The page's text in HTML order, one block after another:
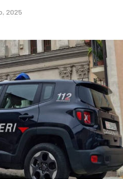
2025